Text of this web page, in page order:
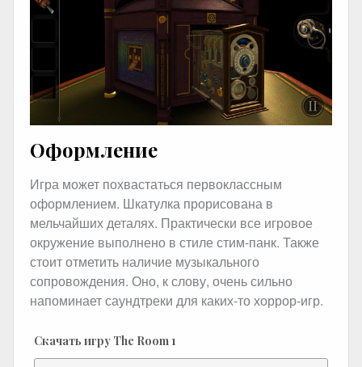
Оформление
Игра может похвастаться первоклассным
оформлением. Шкатулка прорисована в
мельчайших деталях. Практически все игровое
окружение выполнено в стиле стим-панк. Также
стоит отметить наличие музыкального
сопровождения. Оно, к слову, очень сильно
напоминает саундтреки для каких-то хоррор-игр.
Скачать игру The Room 1